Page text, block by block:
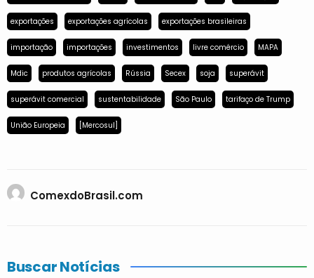
exportações exportações agrícolas exportações brasileiras
importação importações investimentos livre comércio MAPA
Mdic produtos agrícolas Rússia Secex soja superávit
superávit comercial sustentabilidade São Paulo tarifaço de Trump
União Europeia [Mercosul]
ComexdoBrasil.com
Buscar Notícias